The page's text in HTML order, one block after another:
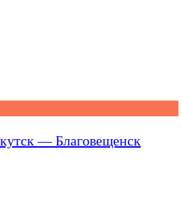
— Благовещенск